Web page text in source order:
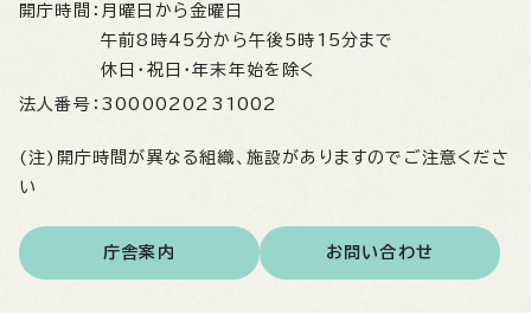
開庁時間： 月曜日から金曜日
午前8時45分から午後5時15分まで
休日・祝日・年末年始を除く
法人番号： 3000020231002
(注)開庁時間が異なる組織、施設がありますのでご注意くださ
い
庁舎案内 お問い合わせ